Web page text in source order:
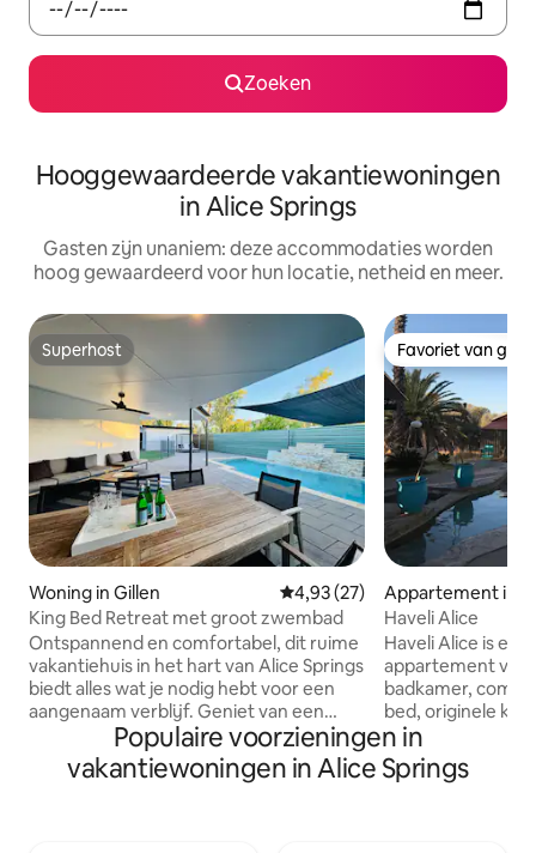
Zoeken
Hooggewaardeerde vakantiewoningen
in Alice Springs
Gasten zijn unaniem: deze accommodaties worden
hoog gewaardeerd voor hun locatie, netheid en meer.
Superhost
Superhost
Woning in Gillen Gemiddelde beoordeling van
4,93 (27)
King Bed Retreat met groot zwembad
Ontspannend en comfortabel, dit ruime
vakantiehuis in het hart van Alice Springs
biedt alles wat je nodig hebt voor een
aangenaam verblijf. Geniet van een
privézwembad, een vuurplaats en
dineren in de buitenlucht. De Master
Retreat beschikt over een grote
Favoriet van
Favoriet van
Appartement in
Haveli Alice
Haveli Alice is
appartement van
badkamer,
bed, originele
Fi, tv, Netflix, vijf
overvloedig
hagedissen,
Populaire voorzieningen in
vakantiewoningen in Alice Springs